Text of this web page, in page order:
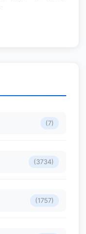
(7)
(3734)
(1757)